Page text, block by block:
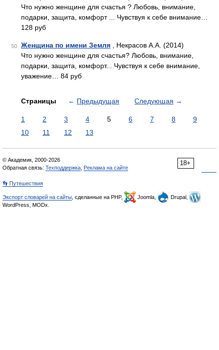
Что нужно женщине для счастья ? Любовь, внимание,
подарки, защита, комфорт ... Чувствуя к себе внимание…
128 руб
50 Женщина по имени Земля , Некрасов А.А. (2014)
Что нужно женщине для счастья? Любовь, внимание,
подарки, защита, комфорт... Чувствуя к себе внимание,
уважение… 84 руб
Страницы ← Предыдущая Следующая →
1 2 3 4 5 6 7 8
9
10
11 12 13
18+
© Академик, 2000-2026
Обратная связь: Техподдержка Реклама на сайте
👣 Путешествия
Экспорт словарей на сайты , сделанные на PHP, Joomla,
Drupal,
WordPress, MODx.